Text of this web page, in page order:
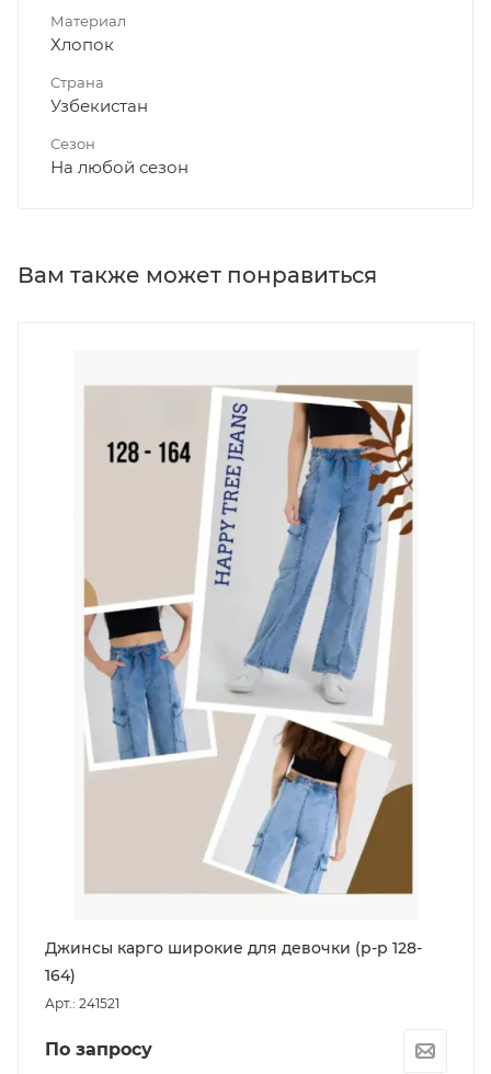
Материал
Хлопок
Страна
Узбекистан
Сезон
На любой сезон
Вам также может понравиться
Джинсы карго широкие для девочки (р-р 128-
164)
Арт.: 241521
По запросу